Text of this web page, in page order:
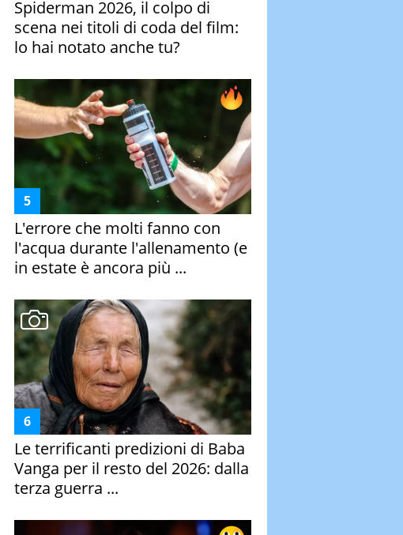
Spiderman 2026, il colpo di
scena nei titoli di coda del film:
lo hai notato anche tu?
L'errore che molti fanno con
l'acqua durante l'allenamento (e
in estate è ancora più ...
Le terrificanti predizioni di Baba
Vanga per il resto del 2026: dalla
terza guerra ...